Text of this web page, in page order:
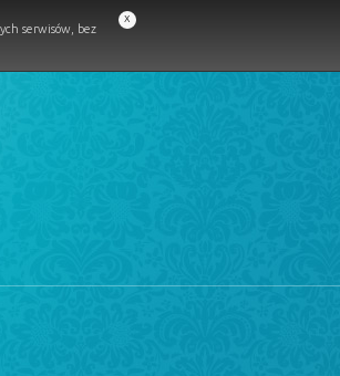
serwisów, bez
x